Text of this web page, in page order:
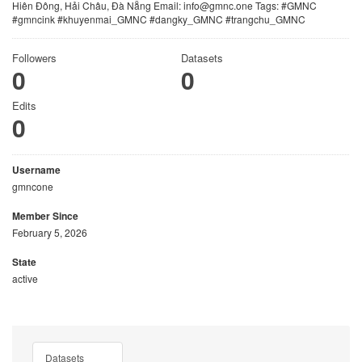
Hiên Đông, Hải Châu, Đà Nẵng Email: info@gmnc.one Tags: #GMNC
#gmncink #khuyenmai_GMNC #dangky_GMNC #trangchu_GMNC
Followers
0
Datasets
0
Edits
0
Username
gmncone
Member Since
February 5, 2026
State
active
Datasets